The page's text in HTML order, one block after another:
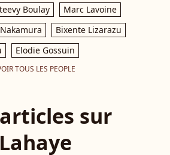
Boulay
Marc Lavoine
Bixente Lizarazu
Elodie Gossuin
TOUS LES PEOPLE
sur